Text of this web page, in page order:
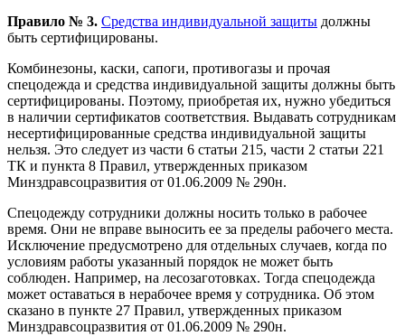
Правило № 3. Средства индивидуальной защиты должны
быть сертифицированы.
Комбинезоны, каски, сапоги, противогазы и прочая
спецодежда и средства индивидуальной защиты должны быть
сертифицированы. Поэтому, приобретая их, нужно убедиться
в наличии сертификатов соответствия. Выдавать сотрудникам
несертифицированные средства индивидуальной защиты
нельзя. Это следует из части 6 статьи 215, части 2 статьи 221
ТК и пункта 8 Правил, утвержденных приказом
Минздравсоцразвития от 01.06.2009 № 290н.
Спецодежду сотрудники должны носить только в рабочее
время. Они не вправе выносить ее за пределы рабочего места.
Исключение предусмотрено для отдельных случаев, когда по
условиям работы указанный порядок не может быть
соблюден. Например, на лесозаготовках. Тогда спецодежда
может оставаться в нерабочее время у сотрудника. Об этом
сказано в пункте 27 Правил, утвержденных приказом
Минздравсоцразвития от 01.06.2009 № 290н.